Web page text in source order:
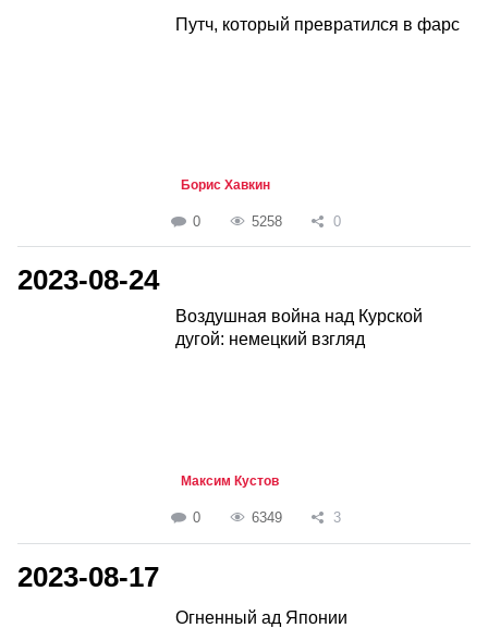
Путч, который превратился в фарс
Борис Хавкин
0 5258 0
2023-08-24
Воздушная война над Курской
дугой: немецкий взгляд
Максим Кустов
0 6349 3
2023-08-17
Огненный ад Японии